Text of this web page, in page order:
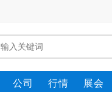
公司 行情 展会